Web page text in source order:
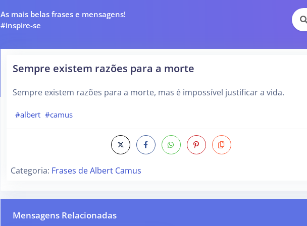
As mais belas frases e mensagens!
#inspire-se
Sempre existem razões para a morte
Sempre existem razões para a morte, mas é impossível justificar a vida.
#albert #camus
Categoria: Frases de Albert Camus
Mensagens Relacionadas